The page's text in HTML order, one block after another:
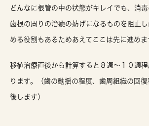
どんなに根管の中の状態がキレイでも、消
歯根の周りの治癒の妨げになるものを阻止
める役割もあるためあえてここは先に進めま
移植治療直後から計算すると８週〜１０週
ります。（歯の動揺の程度、歯周組織の回
後します）